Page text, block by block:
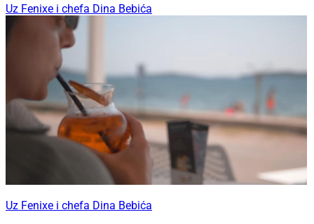
Uz Fenixe i chefa Dina Bebića
Uz Fenixe i chefa Dina Bebića